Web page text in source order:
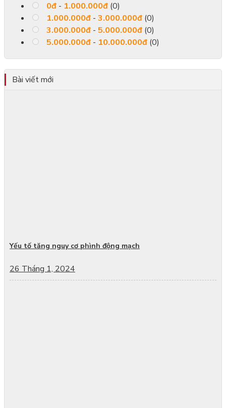
0đ - 1.000.000đ (0)
1.000.000đ - 3.000.000đ (0)
3.000.000đ - 5.000.000đ (0)
5.000.000đ - 10.000.000đ (0)
Bài viết mới
Yếu tố tăng nguy cơ phình động mạch
26 Tháng 1, 2024